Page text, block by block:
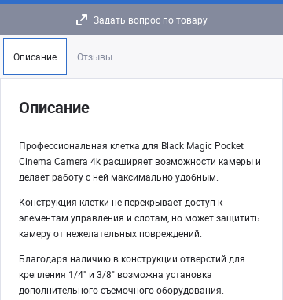
Задать вопрос по товару
Описание Отзывы
Описание
Профессиональная клетка для Black Magic Pocket
Cinema Camera 4k расширяет возможности камеры и
делает работу с ней максимально удобным.
Конструкция клетки не перекрывает доступ к
элементам управления и слотам, но может защитить
камеру от нежелательных повреждений.
Благодаря наличию в конструкции отверстий для
крепления 1/4" и 3/8" возможна установка
дополнительного съёмочного оборудования.